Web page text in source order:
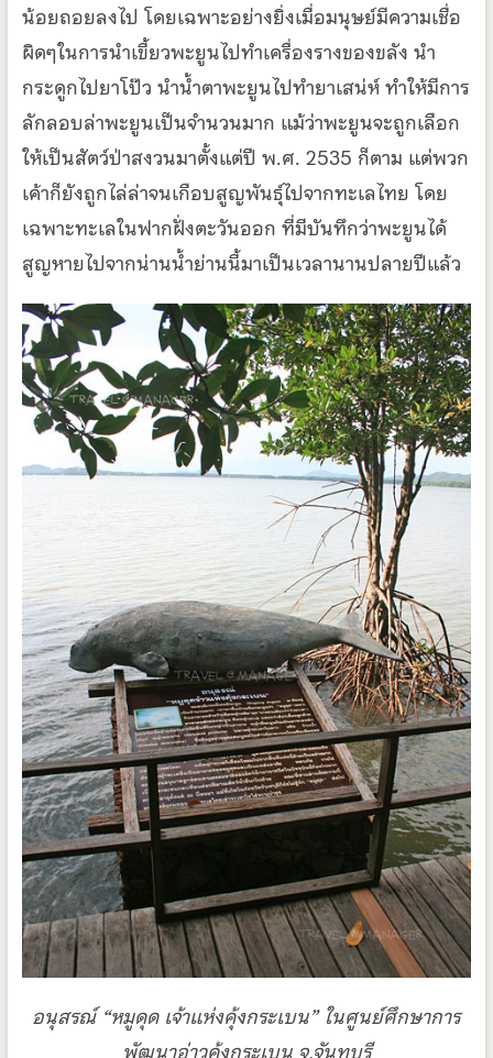
น้อยถอยลงไป โดยเฉพาะอย่างยิ่งเมื่อมนุษย์มีความเชื่อ
ผิดๆในการนำเขี้ยวพะยูนไปทำเครื่องรางของขลัง นำ
กระดูกไปยาโป๊ว นำน้ำตาพะยูนไปทำยาเสน่ห์ ทำให้มีการ
ลักลอบล่าพะยูนเป็นจำนวนมาก แม้ว่าพะยูนจะถูกเลือก
ให้เป็นสัตว์ป่าสงวนมาตั้งแต่ปี พ.ศ. 2535 ก็ตาม แต่พวก
เค้าก็ยังถูกไล่ล่าจนเกือบสูญพันธุ์ไปจากทะเลไทย โดย
เฉพาะทะเลในฟากฝั่งตะวันออก ที่มีบันทึกว่าพะยูนได้
สูญหายไปจากน่านน้ำย่านนี้มาเป็นเวลานานปลายปีแล้ว
อนุสรณ์ “หมูดุด เจ้าแห่งคุ้งกระเบน” ในศูนย์ศึกษาการ
พัฒนาอ่าวคุ้งกระเบน จ.จันทบุรี